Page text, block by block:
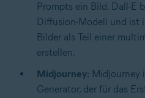
Prompts ein Bild. Dall-E
Diffusion-Modell und ist
Bilder als Teil einer
erstellen.
Midjourney: Midjourney
Generator, der für das